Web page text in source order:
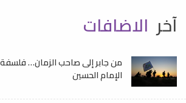
آخر الاضافات
من جابر إلى صاحب الزمان…
الإمام الحسين